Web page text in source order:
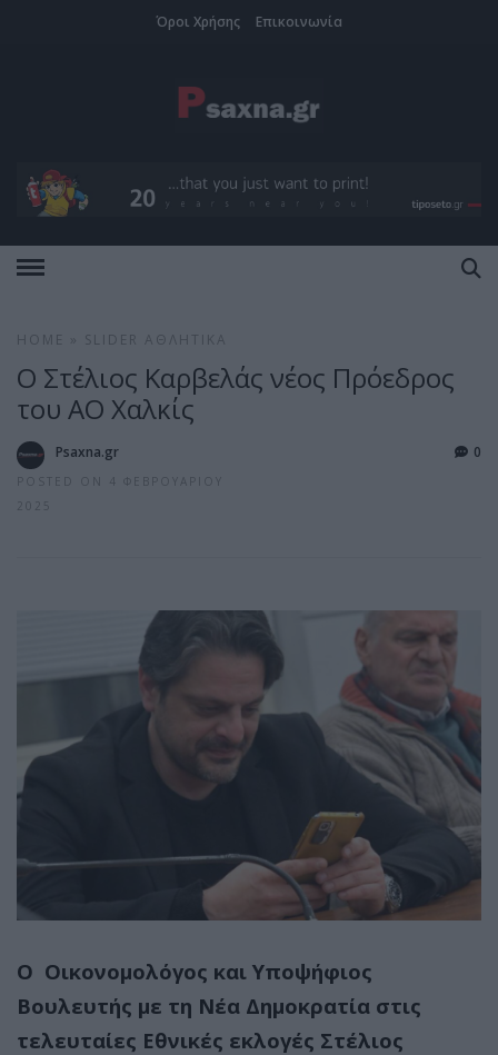
Όροι Χρήσης Επικοινωνία
HOME SLIDER ΑΘΛΗΤΙΚΆ
Ο Στέλιος Καρβελάς νέος Πρόεδρος
του ΑΟ Χαλκίς
Psaxna.gr
POSTED ON 4 ΦΕΒΡΟΥΑΡΊΟΥ
2025
0
Ο Οικονομολόγος και Υποψήφιος
Βουλευτής με τη Νέα Δημοκρατία στις
τελευταίες Εθνικές εκλογές Στέλιος